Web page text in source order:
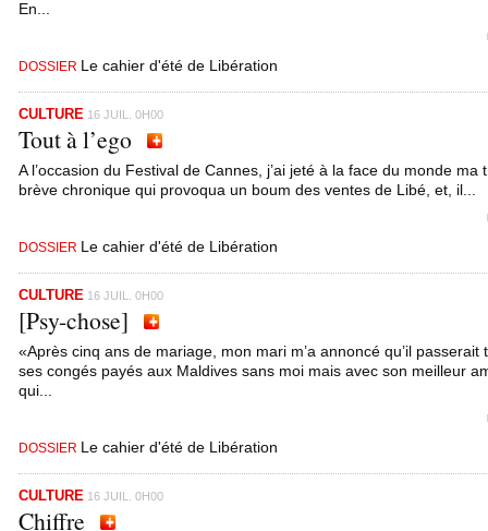
En...
DOSSIER Le cahier d'été de Libération
CULTURE 16 JUIL. 0H00
Tout à l’ego
A l’occasion du Festival de Cannes, j’ai jeté à la face du monde ma
brève chronique qui provoqua un boum des ventes de Libé, et, il...
DOSSIER Le cahier d'été de Libération
CULTURE 16 JUIL. 0H00
[Psy-chose]
«Après cinq ans de mariage, mon mari m’a annoncé qu’il passerait
ses congés payés aux Maldives sans moi mais avec son meilleur
qui...
DOSSIER Le cahier d'été de Libération
CULTURE 16 JUIL. 0H00
Chiffre